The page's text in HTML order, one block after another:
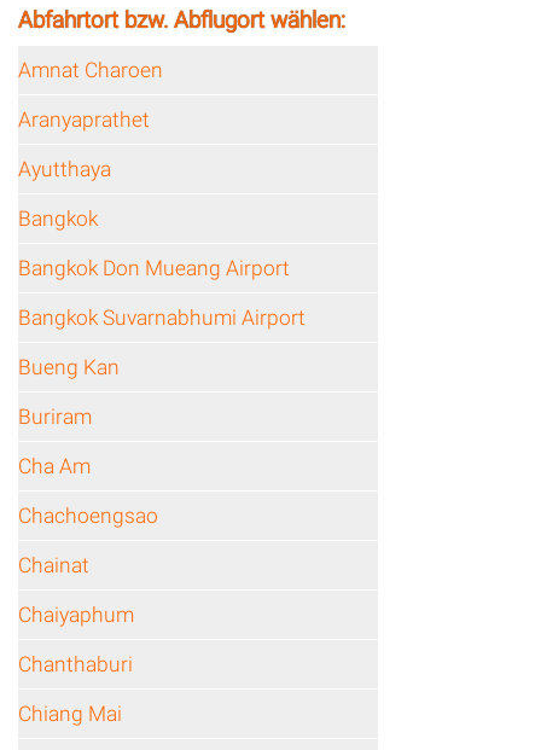
Abfahrtort bzw. Abflugort wählen:
Amnat Charoen
Aranyaprathet
Ayutthaya
Bangkok
Bangkok Don Mueang Airport
Bangkok Suvarnabhumi Airport
Bueng Kan
Buriram
Cha Am
Chachoengsao
Chainat
Chaiyaphum
Chanthaburi
Chiang Mai